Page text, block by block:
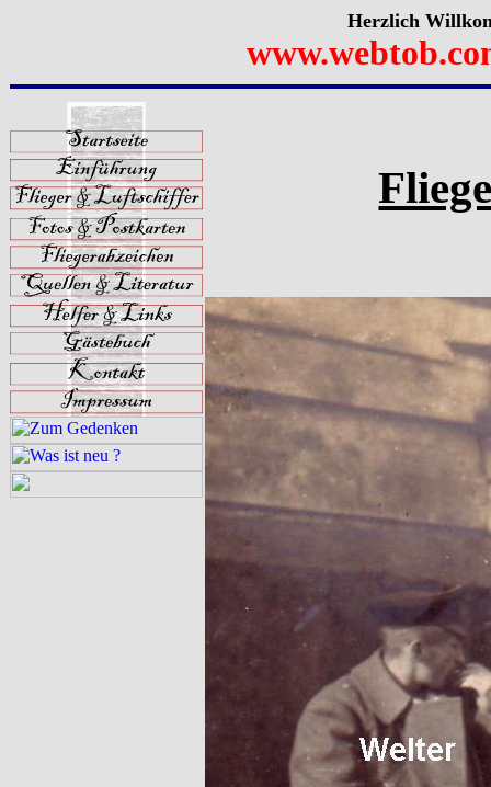
Herzlich